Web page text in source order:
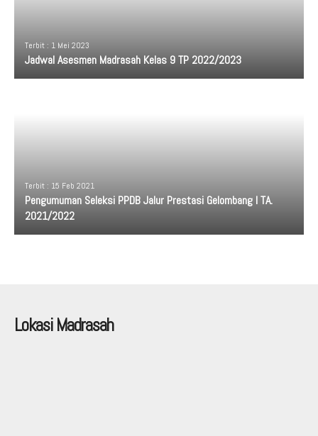
Terbit : 1 Mei 2023
Jadwal Asesmen Madrasah Kelas 9 TP 2022/2023
Terbit : 15 Feb 2021
Pengumuman Seleksi PPDB Jalur Prestasi Gelombang I TA.
2021/2022
Lokasi Madrasah